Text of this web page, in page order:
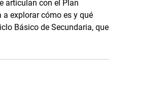
articulan con el Plan
a explorar cómo es y qué
Básico de Secundaria, que